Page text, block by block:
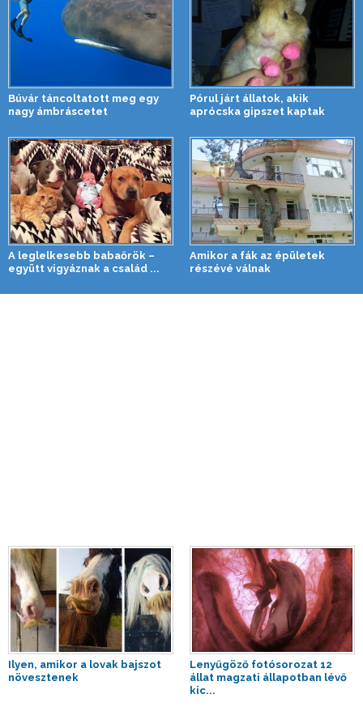
Búvár táncoltatott meg egy
nagy ámbráscetet
Pórul járt állatok, akik
aprócska gipszet kaptak
A leglelkesebb babaőrök –
együtt vigyáznak a család ...
Amikor a fák az épületek
részévé válnak
Ilyen, amikor a lovak bajszot
növesztenek
Lenyűgöző fotósorozat 12
állat magzati állapotban lévő
kic...